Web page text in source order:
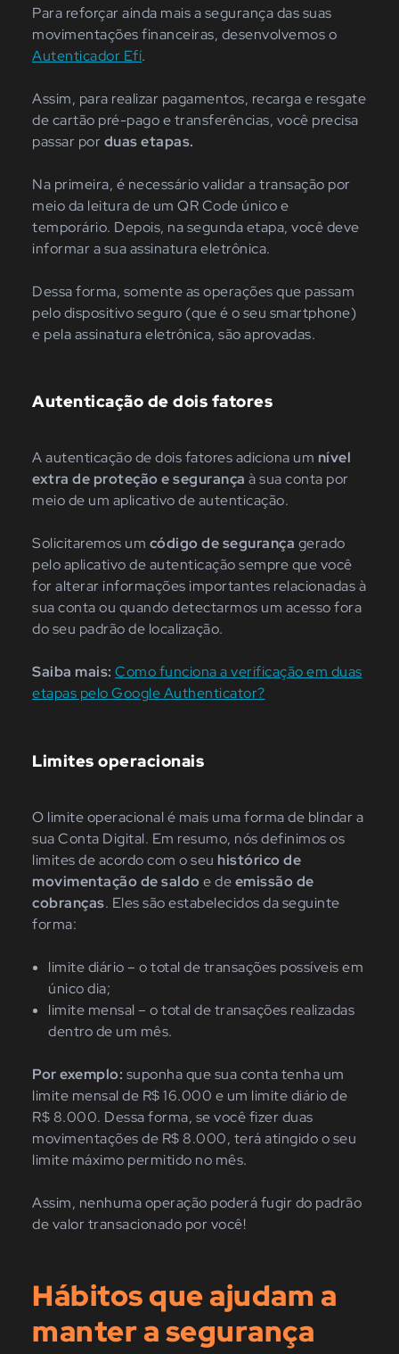
Para reforçar ainda mais a segurança das suas
movimentações financeiras, desenvolvemos o
Autenticador Efí.
Assim, para realizar pagamentos, recarga e resgate
de cartão pré-pago e transferências, você precisa
passar porduas etapas.
Na primeira, é necessário validar a transação por
meio da leitura de um QR Code único e
temporário. Depois, na segunda etapa, você deve
informar a sua assinatura eletrônica.
Dessa forma, somente as operações que passam
pelo dispositivo seguro (que é o seu smartphone)
e pela assinatura eletrônica, são aprovadas.
Autenticação de dois fatores
A autenticação de dois fatores adiciona um nível
extra de proteção e segurança à sua conta por
meio de um aplicativo de autenticação.
Solicitaremos um código de segurança gerado
pelo aplicativo de autenticação sempre que você
for alterar informações importantes relacionadas à
sua conta ou quando detectarmos um acesso fora
do seu padrão de localização.
Saiba mais: Como funciona a verificação em duas
etapas pelo Google Authenticator?
Limites operacionais
O limite operacional é mais uma forma de blindar a
sua Conta Digital. Em resumo, nós definimos os
limites de acordo com o seu histórico de
movimentação de saldo e deemissão de
cobranças. Eles são estabelecidos da seguinte
forma:
limite diário – o total de transações possíveis em
único dia;
limite mensal – o total de transações realizadas
dentro de um mês.
Por exemplo: suponha que sua conta tenha um
limite mensal de R$ 16.000 e um limite diário de
R$ 8.000. Dessa forma, se você fizer duas
movimentações de R$ 8.000, terá atingido o seu
limite máximo permitido no mês.
Assim, nenhuma operação poderá fugir do padrão
de valor transacionado por você!
Hábitos que ajudam a
manter a segurança